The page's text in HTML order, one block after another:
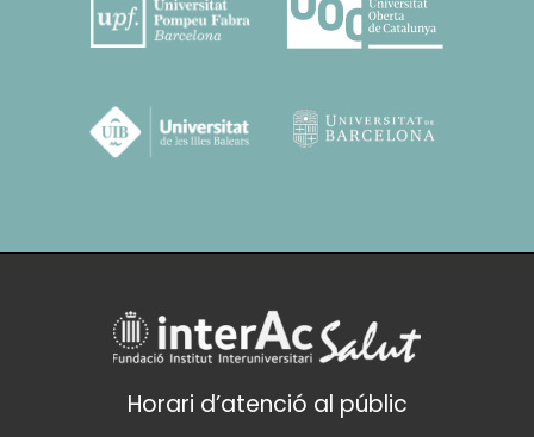
Horari d’atenció al públic